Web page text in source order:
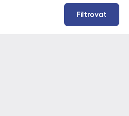
Filtrovat